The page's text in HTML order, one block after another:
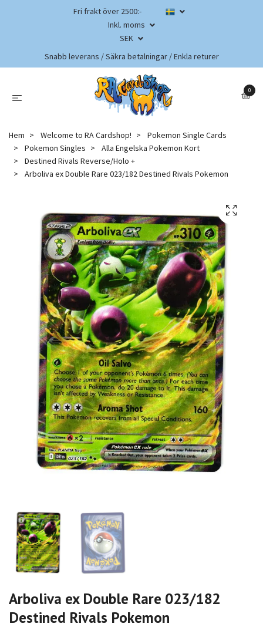
Fri frakt över 2500:-
Inkl. moms
SEK
Snabb leverans / Säkra betalningar / Enkla returer
0
Hem Welcome to RA Cardshop!
Pokemon Single Cards
Pokemon Singles
Alla Engelska Pokemon Kort
Destined Rivals Reverse/Holo +
Arboliva ex Double Rare 023/182 Destined Rivals Pokemon
Arboliva ex Double Rare 023/182
Destined Rivals Pokemon